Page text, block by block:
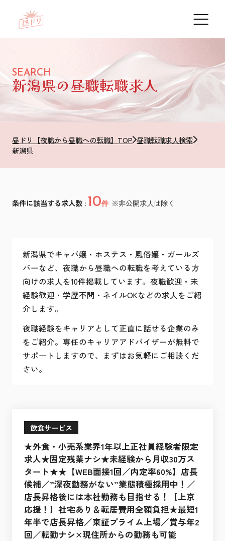
SEARCH
新潟県の昼職転職求人
昼ドリ【夜職から昼職への転職】TOP 昼職転職求人検索
新潟県
条件に該当する求人数 : 10件 ※非公開求人は除く
新潟県でキャバ嬢・ホステス・風俗嬢・ガールズ
バーなど、夜職から昼職への転職を考えている方
向けの求人を10件掲載しています。夜職歓迎・未
経験歓迎・学歴不問・ネイルOKなどの求人をご紹
介します。
夜職経験をキャリアとして正直に話せる企業のみ
をご紹介。専任のキャリアアドバイザーが無料で
サポートしますので、まずはお気軽にご相談くだ
さい。
飲食サービス
★外食・小売系業界1年以上正社員経験者限定
求人★固定残業ナシ★未経験から月収30万ス
タート★★【WEB面接1回／内定率60%】店長
候補／”深夜勤務がない”業態積極採用中！／
店長昇格後には本社勤務も目指せる！【上京
応援！】社宅あり＆転居費用全額負担★最短1
年半で店長昇格／東証プライム上場／賞与年2
回／転勤ナシ×現住所からの勤務も可能